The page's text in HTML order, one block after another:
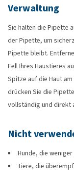
Verwaltung
Sie halten die Pipette
der Pipette, um
Pipette bleibt.
Fell Ihres Haustieres
Spitze auf die Haut
drücken Sie die
vollständig und direkt
Nicht
Hunde, die
Tiere, die